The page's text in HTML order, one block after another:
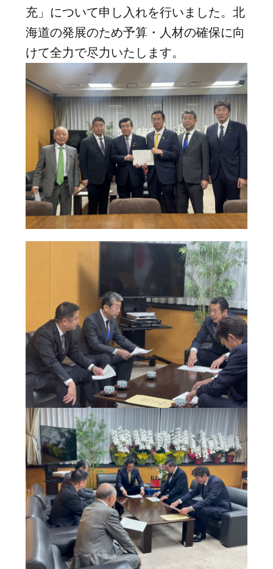
充」について申し入れを行いました。北
海道の発展のため予算・人材の確保に向
けて全力で尽力いたします。